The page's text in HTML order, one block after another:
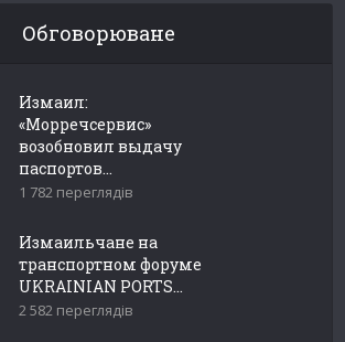
Обговорюване
Измаил:
«Морречсервис»
возобновил выдачу
паспортов...
1 782 переглядів
Измаильчане на
транспортном форуме
UKRAINIAN PORTS...
2 582 переглядів